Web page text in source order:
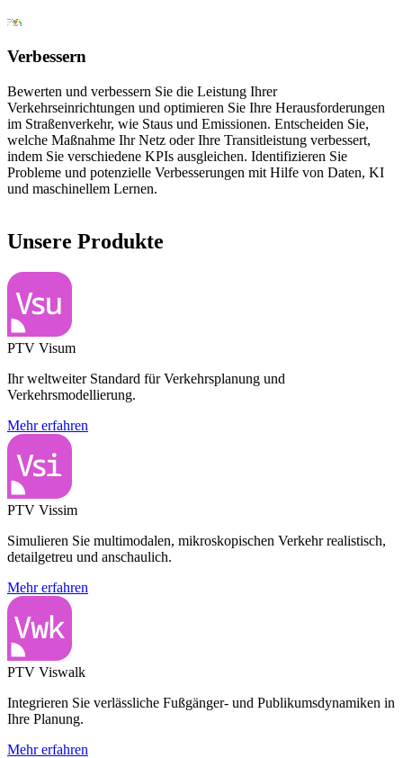
Verbessern
Bewerten und verbessern Sie die Leistung Ihrer
Verkehrseinrichtungen und optimieren Sie Ihre Herausforderungen
im Straßenverkehr, wie Staus und Emissionen. Entscheiden Sie,
welche Maßnahme Ihr Netz oder Ihre Transitleistung verbessert,
indem Sie verschiedene KPIs ausgleichen. Identifizieren Sie
Probleme und potenzielle Verbesserungen mit Hilfe von Daten, KI
und maschinellem Lernen.
Unsere Produkte
PTV Visum
Ihr weltweiter Standard für Verkehrsplanung und
Verkehrsmodellierung.
Mehr erfahren
PTV Vissim
Simulieren Sie multimodalen, mikroskopischen Verkehr realistisch,
detailgetreu und anschaulich.
Mehr erfahren
PTV Viswalk
Integrieren Sie verlässliche Fußgänger- und Publikumsdynamiken in
Ihre Planung.
Mehr erfahren